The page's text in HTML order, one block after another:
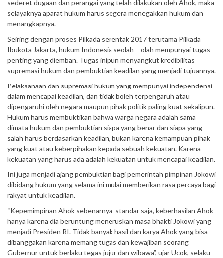
sederet dugaan dan perangai yang telah dilakukan oleh Ahok, maka
selayaknya aparat hukum harus segera menegakkan hukum dan
menangkapnya.
Seiring dengan proses Pilkada serentak 2017 terutama Pilkada
Ibukota Jakarta, hukum Indonesia seolah – olah mempunyai tugas
penting yang diemban. Tugas inipun menyangkut kredibilitas
supremasi hukum dan pembuktian keadilan yang menjadi tujuannya.
Pelaksanaan dan supremasi hukum yang mempunyai independensi
dalam mencapai keadilan, dan tidak boleh terpengaruh atau
dipengaruhi oleh negara maupun pihak politik paling kuat sekalipun.
Hukum harus membuktikan bahwa warga negara adalah sama
dimata hukum dan pembuktian siapa yang benar dan siapa yang
salah harus berdasarkan keadilan, bukan karena kemampuan pihak
yang kuat atau keberpihakan kepada sebuah kekuatan. Karena
kekuatan yang harus ada adalah kekuatan untuk mencapai keadilan.
Ini juga menjadi ajang pembuktian bagi pemerintah pimpinan Jokowi
dibidang hukum yang selama ini mulai memberikan rasa percaya bagi
rakyat untuk keadilan.
“Kepemimpinan Ahok sebenarnya standar saja, keberhasilan Ahok
hanya karena dia beruntung meneruskan masa bhakti Jokowi yang
menjadi Presiden RI. Tidak banyak hasil dan karya Ahok yang bisa
dibanggakan karena memang tugas dan kewajiban seorang
Gubernur untuk berlaku tegas jujur dan wibawa”, ujar Ucok, selaku